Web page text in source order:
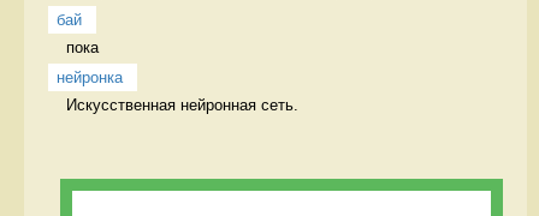
бай
пока
нейронка
Искусственная нейронная сеть.